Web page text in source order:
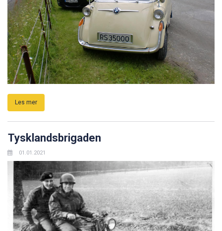
Les mer
Tysklandsbrigaden
01.01.2021